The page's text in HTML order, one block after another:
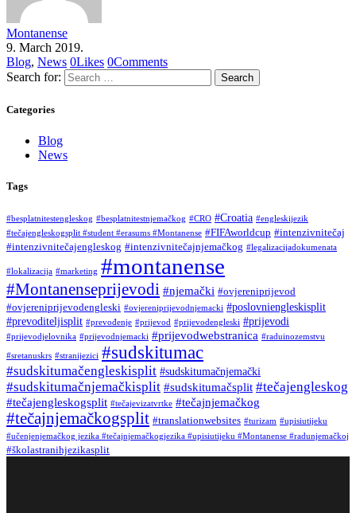
Montanense
9. March 2019.
Blog, News 0Likes 0Comments
Search for:
Categories
Blog
News
Tags
#besplatnitestengleskog #besplatnitestnjemačkog #CRO #Croatia #engleskijezik
#tečajengleskogsplit #student #erasums #Montanense #FIFAworldcup #intenzivnitečaj
#intenzivnitečajengleskog #intenzivnitečajnjemačkog #legalizacijadokumenata
#lokalizacija #marketing #montanense
#Montanenseprijevodi #njemački #ovjereniprijevod
#ovjereniprijevodengleski #ovjereniprijevodnjemacki #poslovniengleskisplit
#prevoditeljisplit #prevođenje #prijevod #prijevodengleski #prijevodi
#prijevodjelovnika #prijevodnjemacki #prijevodwebstranica #raduinozemstvu
#sretanuskrs #stranijezici #sudskitumac
#sudskitumačengleskisplit #sudskitumačnjemački
#sudskitumačnjemačkisplit #sudskitumačsplit #tečajengleskog
#tečajengleskogsplit #tečajevizatvrtke #tečajnjemačkog
#tečajnjemačkogsplit #translationwebsites #turizam #upisiutijeku
#učenjenjemačkog jezika #tečajnjemačkogjezika #upisiutijeku #Montanense #radunjemačkoj
#školastranihjezikasplit